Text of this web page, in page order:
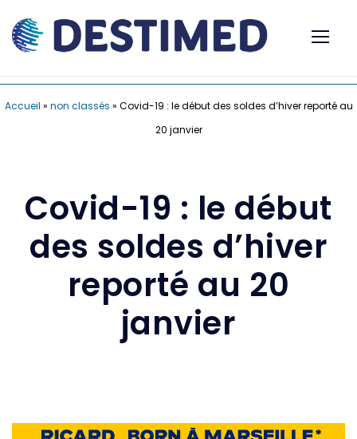
Accueil » non classés » Covid-19 : le début des soldes d’hiver reporté au
20 janvier
Covid-19 : le début
des soldes d’hiver
reporté au 20
janvier